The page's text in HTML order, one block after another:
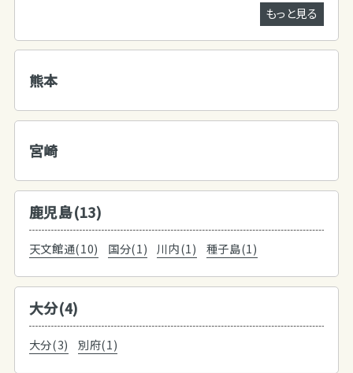
もっと見る
熊本
宮崎
鹿児島(13)
天文館通(10) 国分(1) 川内(1) 種子島(1)
大分(4)
大分(3) 別府(1)